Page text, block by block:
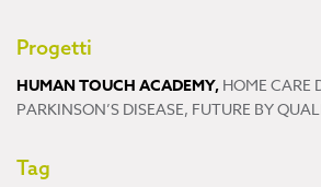
Progetti
HUMAN TOUCH ACADEMY, HOME CARE
PARKINSON’S DISEASE, FUTURE BY
Tag